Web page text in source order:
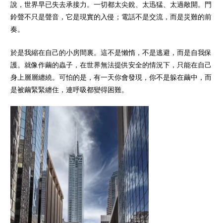
說，世界早已失去承接力。一切都太尖銳、太迅猛、太過敞開。門
鈴聲不只是聲音，它是現實的入侵；電話不是交流，而是災難的前
奏。
於是我縮在自己的小房間裏。這不是懶惰，不是逃避，而是自我保
護。就像作繭的蟲子，在世界無法提供安全的情況下，只能在自己
身上層層纏繞。可怕的是，有一天你會發現，你不是躲在繭中，而
是被繭緊緊纏住，連呼吸都變得困難。